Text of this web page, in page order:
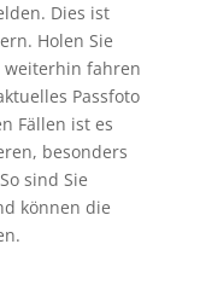
Dies ist
Holen Sie
weiterhin fahren
Passfoto
Fällen ist es
besonders
sind Sie
können die